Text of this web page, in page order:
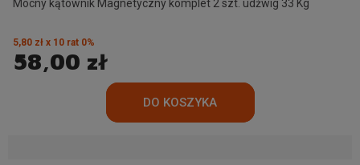
Mocny kątownik Magnetyczny komplet 2 szt. udźwig 33 Kg
58,00 zł
5,80 zł x 10 rat 0%